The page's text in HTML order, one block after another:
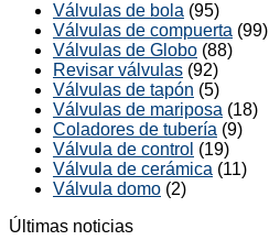
Válvulas de bola (95)
Válvulas de compuerta (99)
Válvulas de Globo (88)
Revisar válvulas (92)
Válvulas de tapón (5)
Válvulas de mariposa (18)
Coladores de tubería (9)
Válvula de control (19)
Válvula de cerámica (11)
Válvula domo (2)
Últimas noticias